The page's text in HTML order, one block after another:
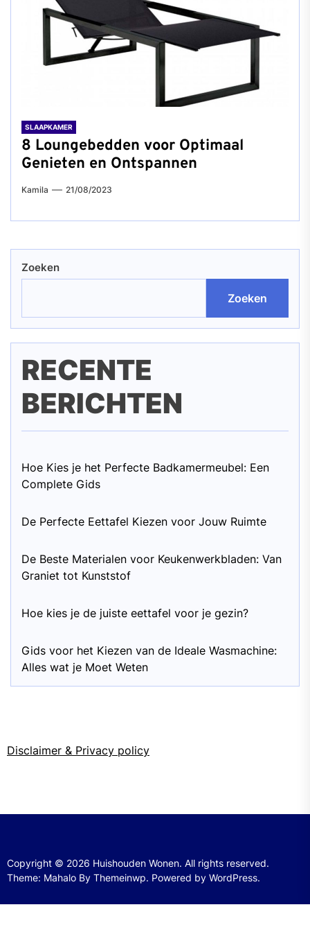
SLAAPKAMER
8 Loungebedden voor Optimaal
Genieten en Ontspannen
Kamila 21/08/2023
Zoeken
Zoeken
RECENTE
BERICHTEN
Hoe Kies je het Perfecte Badkamermeubel: Een
Complete Gids
De Perfecte Eettafel Kiezen voor Jouw Ruimte
De Beste Materialen voor Keukenwerkbladen: Van
Graniet tot Kunststof
Hoe kies je de juiste eettafel voor je gezin?
Gids voor het Kiezen van de Ideale Wasmachine:
Alles wat je Moet Weten
Disclaimer & Privacy policy
Copyright © 2026 Huishouden Wonen. All rights reserved.
Theme: Mahalo By Themeinwp. Powered by WordPress.